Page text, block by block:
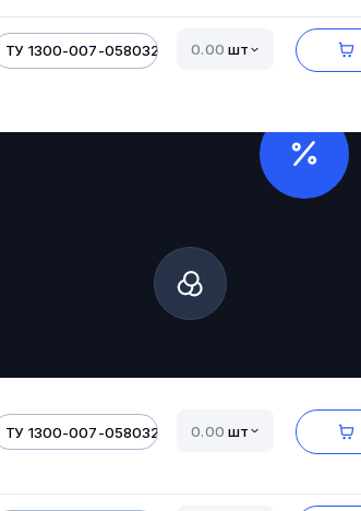
ТУ 1300-007-05803206-01 шт
ТУ 1300-007-05803206-01 шт